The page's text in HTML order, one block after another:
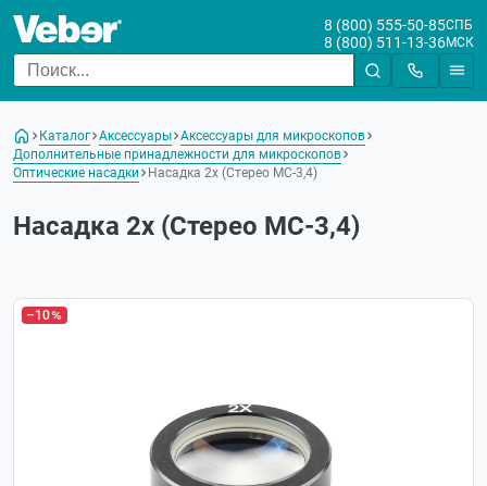
8 (800) 555-50-85СПБ
8 (800) 511-13-36МСК
Каталог Аксессуары Аксессуары для микроскопов
Дополнительные принадлежности для микроскопов
Оптические насадки
Насадка 2х (Стерео МС-3,4)
Насадка 2х (Стерео МС-3,4)
–10